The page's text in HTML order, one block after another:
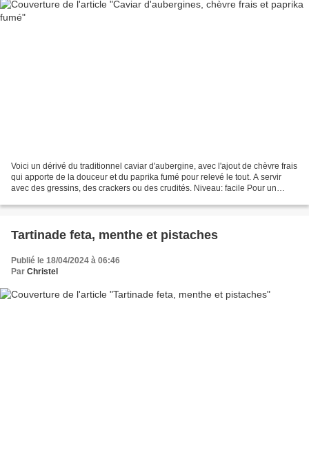
Voici un dérivé du traditionnel caviar d'aubergine, avec l'ajout de chèvre frais
qui apporte de la douceur et du paprika fumé pour relevé le tout. A servir
avec des gressins, des crackers ou des crudités. Niveau: facile Pour un
Tartinade feta, menthe et pistaches
Publié le 18/04/2024 à 06:46
Par Christel